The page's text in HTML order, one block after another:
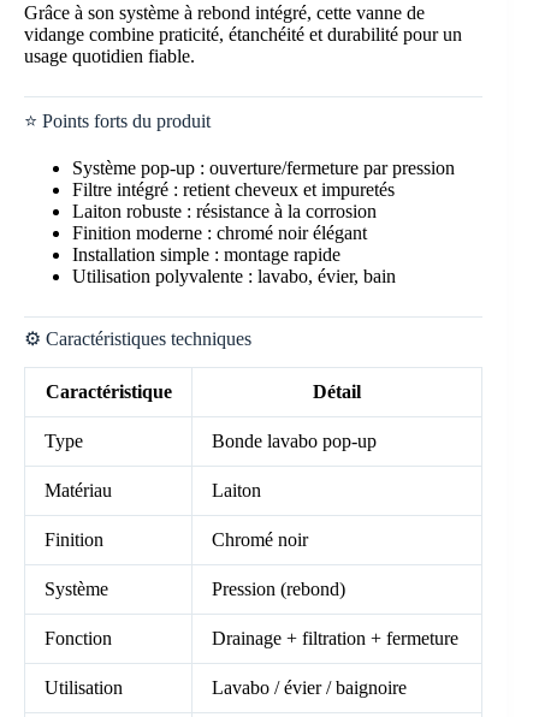
Grâce à son système à rebond intégré, cette vanne de
vidange combine praticité, étanchéité et durabilité pour un
usage quotidien fiable.
⭐ Points forts du produit
Système pop-up : ouverture/fermeture par pression
Filtre intégré : retient cheveux et impuretés
Laiton robuste : résistance à la corrosion
Finition moderne : chromé noir élégant
Installation simple : montage rapide
Utilisation polyvalente : lavabo, évier, bain
⚙️ Caractéristiques techniques
Caractéristique Détail
Type Bonde lavabo pop-up
Matériau Laiton
Finition Chromé noir
Système Pression (rebond)
Fonction Drainage + filtration + fermeture
Utilisation Lavabo / évier / baignoire